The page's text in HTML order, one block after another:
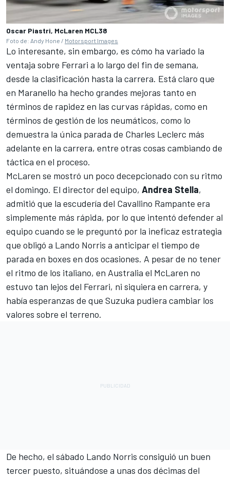
Oscar Piastri, McLaren MCL38
Foto de: Andy Hone / Motorsport Images
Lo interesante, sin embargo, es cómo ha variado la
ventaja sobre Ferrari a lo largo del fin de semana,
desde la clasificación hasta la carrera. Está claro que
en Maranello ha hecho grandes mejoras tanto en
términos de rapidez en las curvas rápidas, como en
términos de gestión de los neumáticos, como lo
demuestra la única parada de Charles Leclerc más
adelante en la carrera, entre otras cosas cambiando de
táctica en el proceso.
McLaren se mostró un poco decepcionado con su ritmo
el domingo. El director del equipo, Andrea Stella,
admitió que la escudería del Cavallino Rampante era
simplemente más rápida, por lo que intentó defender al
equipo cuando se le preguntó por la ineficaz estrategia
que obligó a Lando Norris a anticipar el tiempo de
parada en boxes en dos ocasiones. A pesar de no tener
el ritmo de los italiano, en Australia el McLaren no
estuvo tan lejos del Ferrari, ni siquiera en carrera, y
había esperanzas de que Suzuka pudiera cambiar los
valores sobre el terreno.
De hecho, el sábado Lando Norris consiguió un buen
tercer puesto, situándose a unas dos décimas del